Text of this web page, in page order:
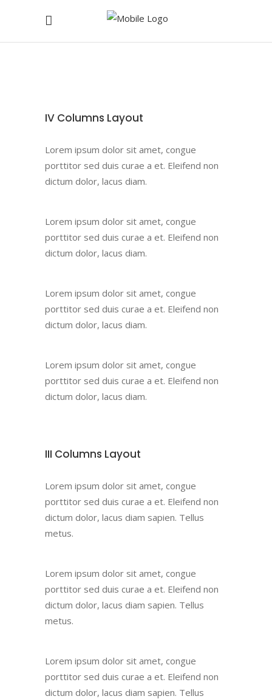
IV Columns Layout
Lorem ipsum dolor sit amet, congue
porttitor sed duis curae a et. Eleifend non
dictum dolor, lacus diam.
Lorem ipsum dolor sit amet, congue
porttitor sed duis curae a et. Eleifend non
dictum dolor, lacus diam.
Lorem ipsum dolor sit amet, congue
porttitor sed duis curae a et. Eleifend non
dictum dolor, lacus diam.
Lorem ipsum dolor sit amet, congue
porttitor sed duis curae a et. Eleifend non
dictum dolor, lacus diam.
III Columns Layout
Lorem ipsum dolor sit amet, congue
porttitor sed duis curae a et. Eleifend non
dictum dolor, lacus diam sapien. Tellus
metus.
Lorem ipsum dolor sit amet, congue
porttitor sed duis curae a et. Eleifend non
dictum dolor, lacus diam sapien. Tellus
metus.
Lorem ipsum dolor sit amet, congue
porttitor sed duis curae a et. Eleifend non
dictum dolor, lacus diam sapien. Tellus